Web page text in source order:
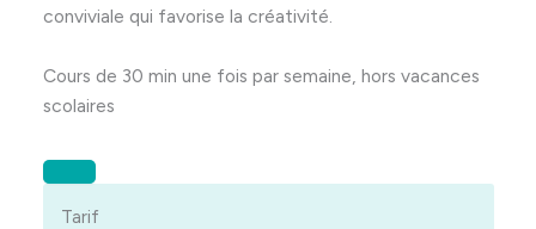
conviviale qui favorise la créativité.
Cours de 30 min une fois par semaine, hors vacances
scolaires
Tarif